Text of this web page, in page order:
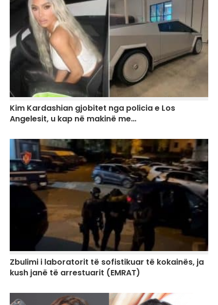
Kim Kardashian gjobitet nga policia e Los
Angelesit, u kap në makinë me…
Zbulimi i laboratorit të sofistikuar të kokainës, ja
kush janë të arrestuarit (EMRAT)